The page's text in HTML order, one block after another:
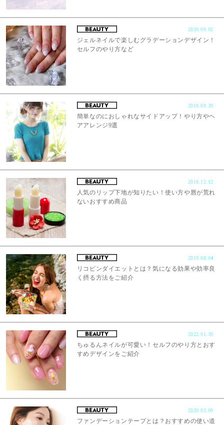
2020.09.02
ジェルネイルで楽しむグラデーションデザイン！
セルフのやり方など
2018.09.30
簡単なのにおしゃれなサイドアップ！やり方やヘ
アアレンジ9選
2018.12.12
人気のリップ下地が知りたい！使い方や唇が荒れ
ないおすすめ商品
2019.08.04
リコピンダイエットとは？気になる効果や効率良
く摂る方法をご紹介
2022.01.30
ちゅるんネイルが可愛い！セルフのやり方とおす
すめデザインをご紹介
2020.03.09
ファンデーションテープとは？おすすめの使い道